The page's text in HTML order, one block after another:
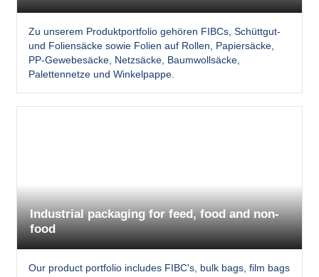
Zu unserem Produktportfolio gehören FIBCs, Schüttgut-
und Foliensäcke sowie Folien auf Rollen, Papiersäcke,
PP-Gewebesäcke, Netzsäcke, Baumwollsäcke,
Palettennetze und Winkelpappe.
Industrial packaging for feed, food and non-
food
Our product portfolio includes FIBC's, bulk bags, film bags